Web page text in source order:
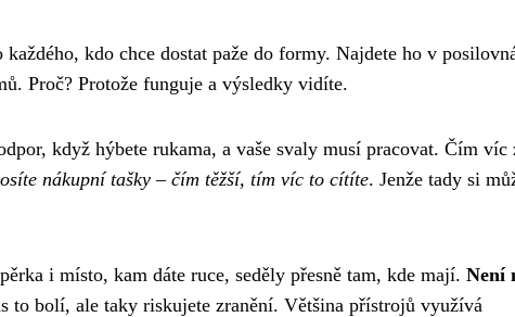
kdo chce dostat paže do formy. Najdete ho v
Proč? Protože funguje a výsledky vidíte.
když hýbete rukama, a vaše svaly musí pracovat. Čím víc
nákupní tašky – čím těžší, tím víc to cítíte. Jenže tady si
i místo, kam dáte ruce, seděly přesně tam, kde mají. Není
to bolí, ale taky riskujete zranění. Většina přístrojů využívá